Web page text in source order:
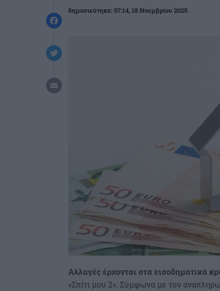
δημοσιεύτηκε:07:14, 18 Νοεμβρίου 2025
Αλλαγές έρχονται στα εισοδηματικά
«Σπίτι μου 2». Σύμφωνα με τον